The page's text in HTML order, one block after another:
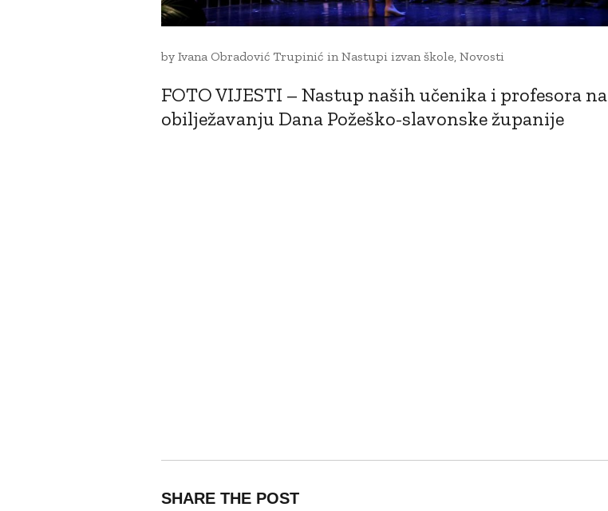
by Ivana Obradović Trupinić inNastupi izvan škole, Novosti
FOTO VIJESTI – Nastup naših učenika i profesora na
obilježavanju Dana Požeško-slavonske županije
SHARE THE POST